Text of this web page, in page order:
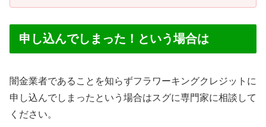
申し込んでしまった！という場合は
闇金業者であることを知らずフラワーキングクレジットに
申し込んでしまったという場合はスグに専門家に相談して
ください。